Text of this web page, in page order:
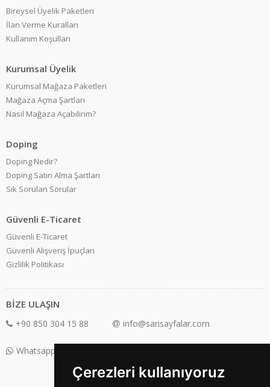
Çerezleri kullanıyoruz
Bireysel Üyelik Paketleri
İlan Verme Kuralları
Kullanım Koşulları
Kurumsal Üyelik
Kurumsal Mağaza Paketleri
Mağaza Açma Şartları
Nasıl Mağaza Açabilirim?
Doping
Doping Nedir?
Doping Satın Alma Şartları
Sık Sorulan Sorular
Güvenli E-Ticaret
Güvenli E-Ticaret
Güvenli Alışveriş İpuçları
Gizlilik Politikası
BİZE ULAŞIN
+90 850 304 15 88 info@sarisayfalar.com
Whatsapp Destek: +90 850 304 15 88